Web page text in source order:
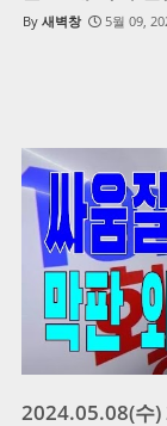
새벽창 5월 09,
2024.05.08(수)